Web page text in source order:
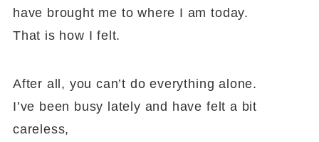
have brought me to where I am today.
That is how I felt.
After all, you can’t do everything alone.
I’ve been busy lately and have felt a bit
careless,